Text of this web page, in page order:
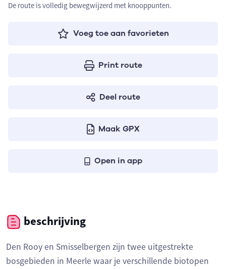
De route is volledig bewegwijzerd met knooppunten.
Voeg toe aan favorieten
Print route
Deel route
Maak GPX
Open in app
beschrijving
Den Rooy en Smisselbergen zijn twee uitgestrekte
bosgebieden in Meerle waar je verschillende biotopen